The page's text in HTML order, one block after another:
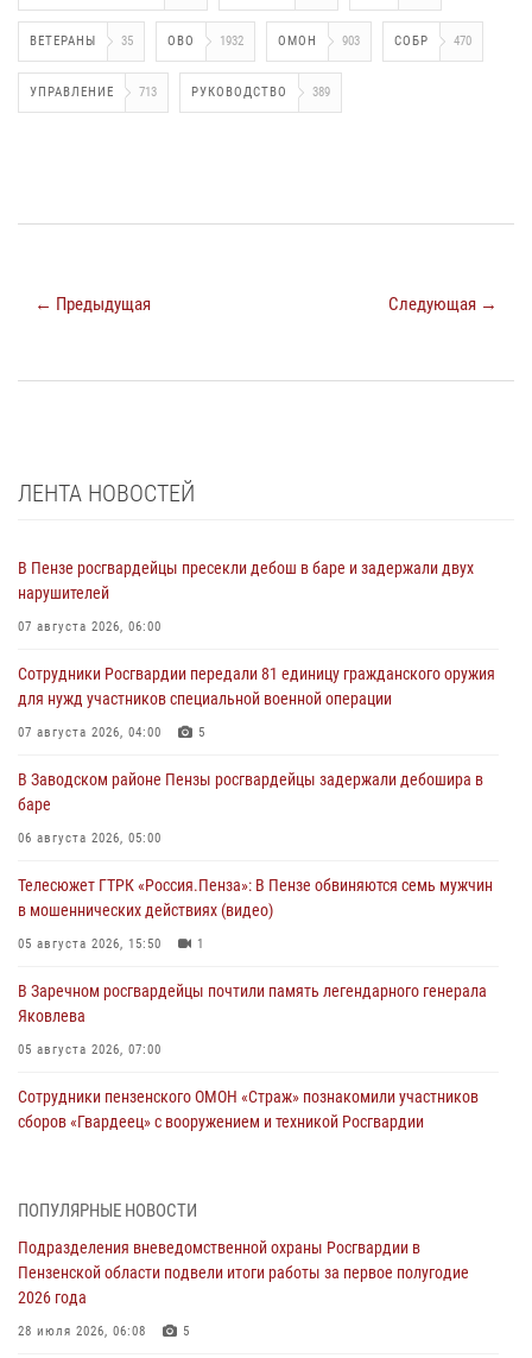
ВЕТЕРАНЫ 35 ОВО 1932 ОМОН 903 СОБР 470
УПРАВЛЕНИЕ 713 РУКОВОДСТВО 389
← Предыдущая Следующая →
ЛЕНТА НОВОСТЕЙ
В Пензе росгвардейцы пресекли дебош в баре и задержали двух
нарушителей
07 августа 2026, 06:00
Сотрудники Росгвардии передали 81 единицу гражданского оружия
для нужд участников специальной военной операции
07 августа 2026, 04:00 5
В Заводском районе Пензы росгвардейцы задержали дебошира в
баре
06 августа 2026, 05:00
Телесюжет ГТРК «Россия.Пенза»: В Пензе обвиняются семь мужчин
в мошеннических действиях (видео)
05 августа 2026, 15:50 1
В Заречном росгвардейцы почтили память легендарного генерала
Яковлева
05 августа 2026, 07:00
Сотрудники пензенского ОМОН «Страж» познакомили участников
сборов «Гвардеец» с вооружением и техникой Росгвардии
В Пензе сотрудники Росгвардии оказали помощь
05 августа 2026, 04:00
В Пензе при силовой поддержке Росгвардии пресечена
деятельность ОПГ, маскировавшейся под реабилитационный центр
ПОПУЛЯРНЫЕ НОВОСТИ
Подразделения вневедомственной охраны Росгвардии в
Пензенской области подвели итоги работы за первое полугодие
2026 года
28 июля 2026, 06:08 5